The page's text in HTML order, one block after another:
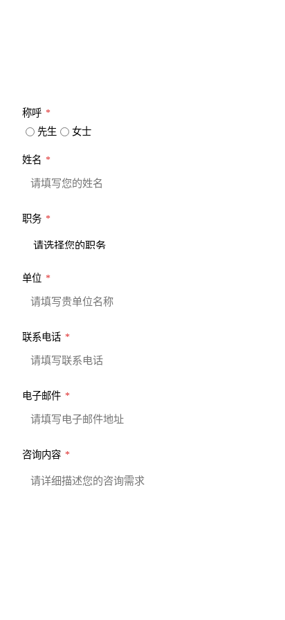
称呼 *
先生
女士
姓名 *
职务 *
单位 *
联系电话 *
电子邮件 *
咨询内容 *